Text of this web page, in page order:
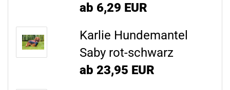
ab 6,29 EUR
Karlie Hundemantel
Saby rot-schwarz
ab 23,95 EUR